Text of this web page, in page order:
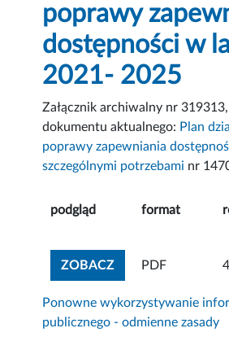
poprawy
dostępności w
2021- 2025
Załącznik archiwalny nr
dokumentu aktualnego: Plan
poprawy zapewniania
szczególnymi potrzebami nr
podgląd format
ZOBACZZOBACZ
PDF
Ponowne wykorzystywanie
publicznego - odmienne zasady